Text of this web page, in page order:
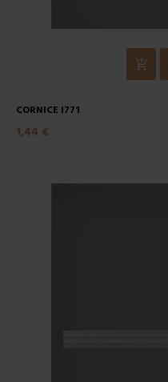
CORNICE I771
1,44 €